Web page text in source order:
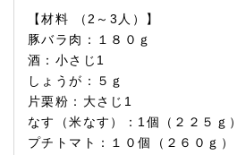
【材料 （2～3人）】
豚バラ肉：１８０ｇ
酒：小さじ1
しょうが：５ｇ
片栗粉：大さじ1
なす（米なす）：1個（２２５ｇ）
プチトマト：１０個（２６０ｇ）